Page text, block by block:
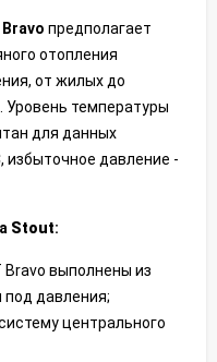
предполагает
отопления
от жилых до
Уровень температуры
для данных
избыточное давление -
Stout:
выполнены из
давления;
центрального